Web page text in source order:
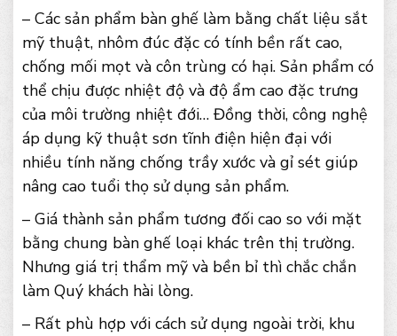
– Các sản phẩm bàn ghế làm bằng chất liệu sắt
mỹ thuật, nhôm đúc đặc có tính bền rất cao,
chống mối mọt và côn trùng có hại. Sản phẩm có
thể chịu được nhiệt độ và độ ẩm cao đặc trưng
của môi trường nhiệt đới… Đồng thời, công nghệ
áp dụng kỹ thuật sơn tĩnh điện hiện đại với
nhiều tính năng chống trầy xước và gỉ sét giúp
nâng cao tuổi thọ sử dụng sản phẩm.
– Giá thành sản phẩm tương đối cao so với mặt
bằng chung bàn ghế loại khác trên thị trường.
Nhưng giá trị thẩm mỹ và bền bỉ thì chắc chắn
làm Quý khách hài lòng.
– Rất phù hợp với cách sử dụng ngoài trời, khu